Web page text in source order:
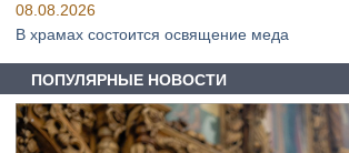
08.08.2026
В храмах состоится освящение меда
ПОПУЛЯРНЫЕ НОВОСТИ